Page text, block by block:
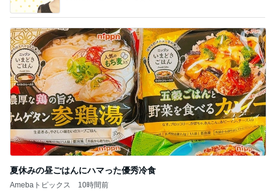
夏休みの昼ごはんにハマった優秀冷食
Amebaトピックス 10時間前
記事を読む